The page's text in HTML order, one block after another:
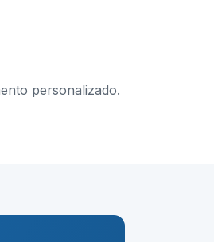
personalizado.